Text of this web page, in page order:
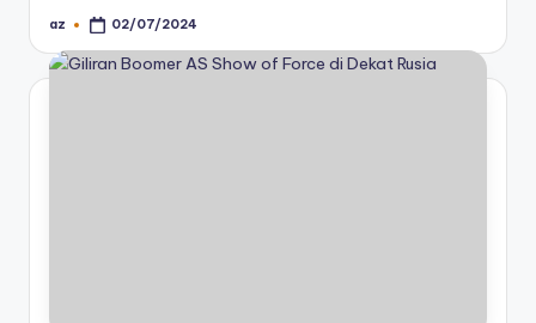
Posted
az 02/07/2024